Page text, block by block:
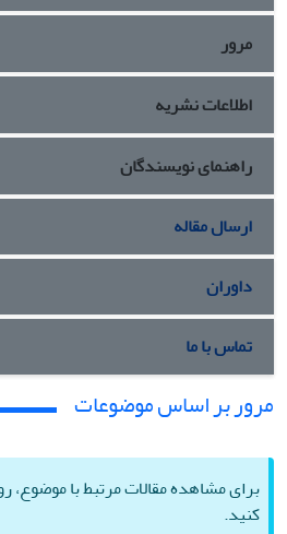
مرور
اطلاعات نشریه
راهنمای نویسندگان
ارسال مقاله
داوران
تماس با ما
مرور بر اساس موضوعات
برای مشاهده مقالات مرتبط با
کنید.